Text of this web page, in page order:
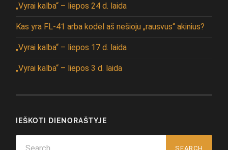
„Vyrai kalba“ – liepos 24 d. laida
Kas yra FL-41 arba kodėl aš nešioju „rausvus“ akinius?
„Vyrai kalba“ – liepos 17 d. laida
„Vyrai kalba“ – liepos 3 d. laida
IEŠKOTI DIENORAŠTYJE